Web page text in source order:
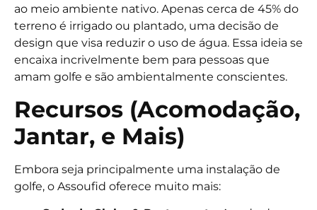
ao meio ambiente nativo. Apenas cerca de 45% do
terreno é irrigado ou plantado, uma decisão de
design que visa reduzir o uso de água. Essa ideia se
encaixa incrivelmente bem para pessoas que
amam golfe e são ambientalmente conscientes.
Recursos (Acomodação,
Jantar, e Mais)
Embora seja principalmente uma instalação de
golfe, o Assoufid oferece muito mais: